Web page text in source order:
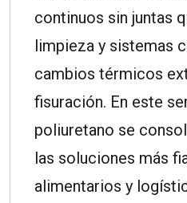
continuos sin juntas
limpieza y sistemas
cambios térmicos
fisuración. En este
poliuretano se
las soluciones más
alimentarios y